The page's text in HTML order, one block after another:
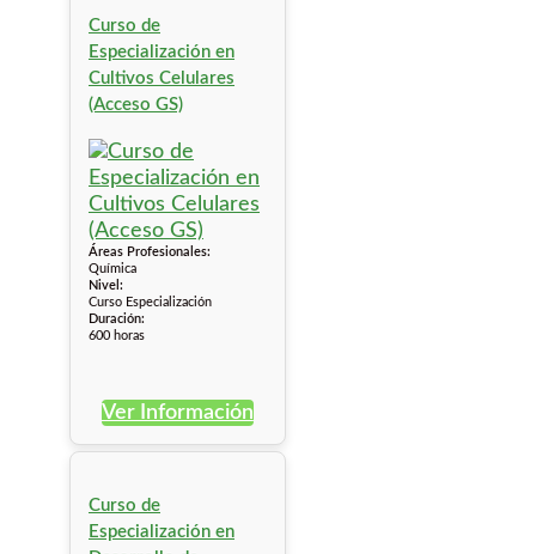
Curso de
Especialización en
Cultivos Celulares
(Acceso GS)
Áreas Profesionales:
Química
Nivel:
Curso Especialización
Duración:
600 horas
Ver Información
Curso de
Especialización en